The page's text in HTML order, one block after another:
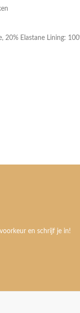
20% Elastane Lining:
en schrijf je in!